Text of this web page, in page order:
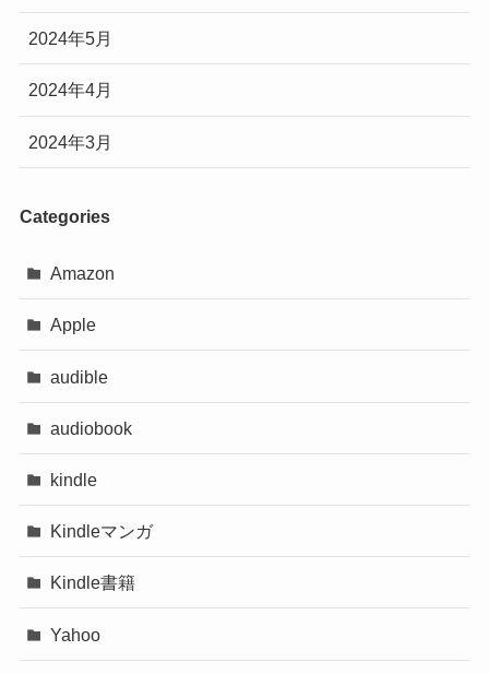
2024年5月
2024年4月
2024年3月
Categories
Amazon
Apple
audible
audiobook
kindle
Kindleマンガ
Kindle書籍
Yahoo